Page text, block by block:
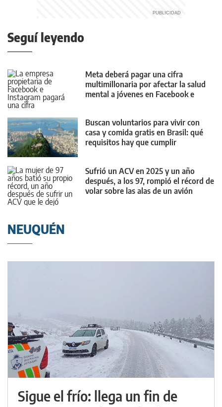
Seguí leyendo
Meta deberá pagar una cifra
multimillonaria por afectar la salud
mental a jóvenes en Facebook e
Buscan voluntarios para vivir con
casa y comida gratis en Brasil: qué
requisitos hay que cumplir
Sufrió un ACV en 2025 y un año
después, a los 97, rompió el récord de
volar sobre las alas de un avión
NEUQUÉN
Sigue el frío: llega un fin de